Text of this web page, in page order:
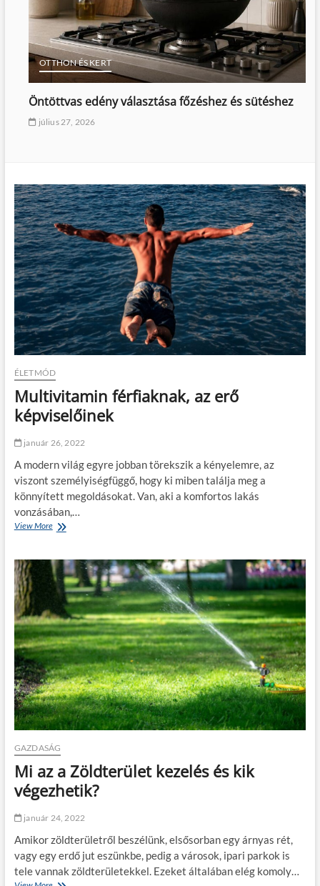
OTTHON ÉS KERT
Öntöttvas edény választása főzéshez és sütéshez
július 27, 2026
ÉLETMÓD
Multivitamin férfiaknak, az erő
képviselőinek
január 26, 2022
A modern világ egyre jobban törekszik a kényelemre, az
viszont személyiségfüggő, hogy ki miben találja meg a
könnyített megoldásokat. Van, aki a komfortos lakás
vonzásában,…
View MoreM
t
i
t
a
m
i
n
f
é
r
f
i
a
k
n
a
k
a
e
r
ő
GAZDASÁG
Mi az a Zöldterület kezelés és kik
végezhetik?
január 24, 2022
Amikor zöldterületről beszélünk, elsősorban egy árnyas rét,
vagy egy erdő jut eszünkbe, pedig a városok, ipari parkok is
tele vannak zöldterületekkel. Ezeket általában elég komoly…